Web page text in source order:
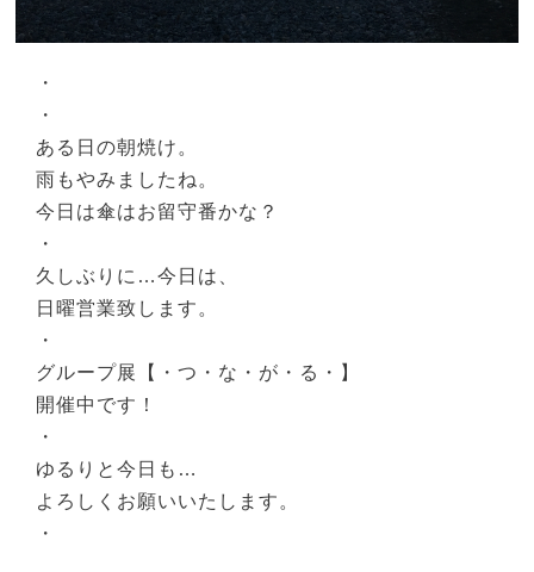
・
・
ある日の朝焼け。
雨もやみましたね。
今日は傘はお留守番かな？
・
久しぶりに…今日は、
日曜営業致します。
・
グループ展【・つ・な・が・る・】
開催中です！
・
ゆるりと今日も…
よろしくお願いいたします。
・